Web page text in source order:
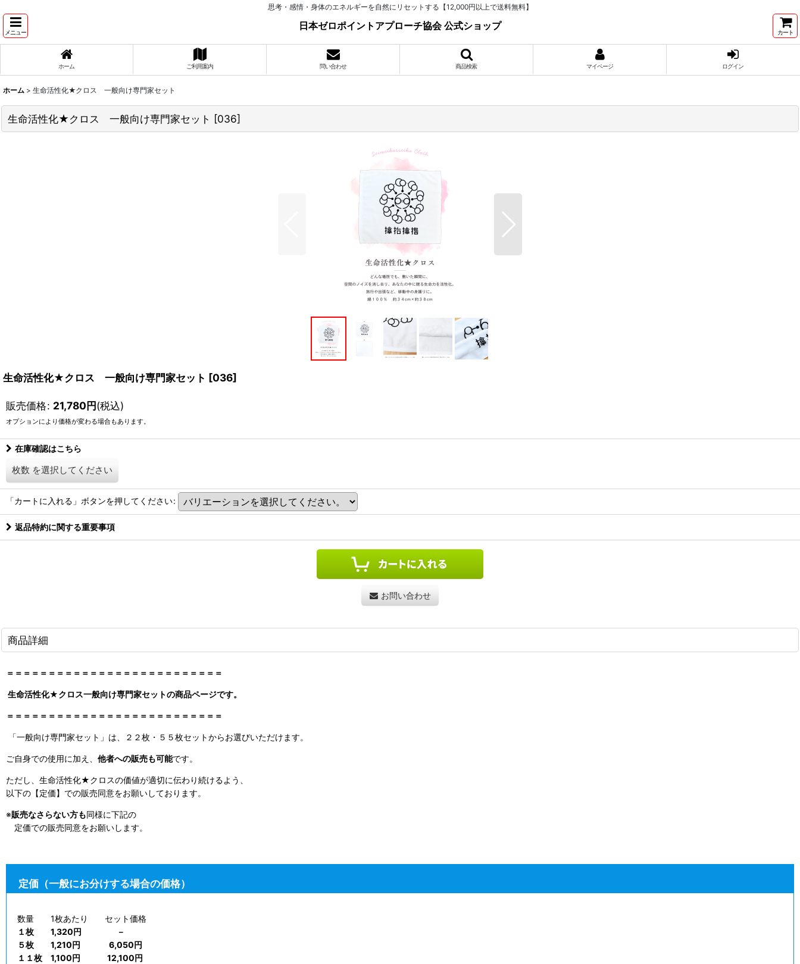
思考・感情・身体のエネルギーを自然にリセットする【12,000円以上で送料無料】
メニュー
日本ゼロポイントアプローチ協会 公式ショップ
カート
ホーム ご利用案内 問い合わせ 商品検索 マイページ ログイン
ホーム > 生命活性化★クロス 一般向け専門家セット
生命活性化★クロス 一般向け専門家セット [036]
生命活性化★クロス 一般向け専門家セット [036]
販売価格: 21,780円(税込)
オプションにより価格が変わる場合もあります。
在庫確認はこちら
枚数 を選択してください
「カートに入れる」ボタンを押してください:
返品特約に関する重要事項
お問い合わせ
商品詳細
＝＝＝＝＝＝＝＝＝＝＝＝＝＝＝＝＝＝＝＝＝＝＝＝＝＝
生命活性化★クロス一般向け専門家セットの商品ページです。
＝＝＝＝＝＝＝＝＝＝＝＝＝＝＝＝＝＝＝＝＝＝＝＝＝＝
「一般向け専門家セット」は、２２枚・５５枚セットからお選びいただけます。
ご自身での使用に加え、 他者への販売も可能です。
ただし、生命活性化★クロスの価値が適切に伝わり続けるよう、
以下の【定価】での販売同意をお願いしております。
※販売なさらない方も同様に下記の
定価での販売同意をお願いします。
定価（一般にお分けする場合の価格）
数量 1枚あたり セット価格
１枚 1,320円 －
５枚 1,210円 6,050円
１１枚 1,100円 12,100円